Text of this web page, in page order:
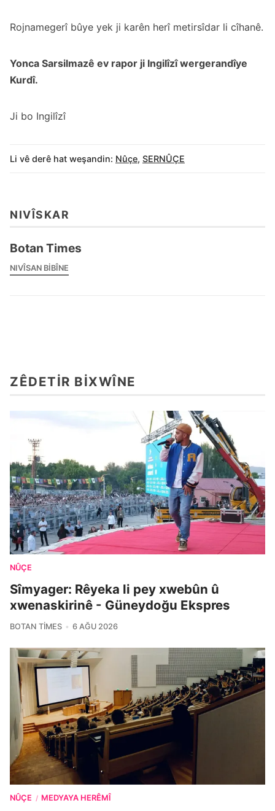
Rojnamegerî bûye yek ji karên herî metirsîdar li cîhanê.
Yonca Sarsilmazê ev rapor ji Ingilîzî wergerandîye
Kurdî.
Ji bo Ingilîzî
Li vê derê hat weşandin: Nûçe, SERNÛÇE
NIVÎSKAR
Botan Times
NIVÎSAN BIBÎNE
ZÊDETIR BIXWÎNE
NÛÇE
Sîmyager: Rêyeka li pey xwebûn û
xwenaskirinê - Güneydoğu Ekspres
BOTAN TIMES 6 AĞU 2026
NÛÇE / MEDYAYA HERÊMÎ